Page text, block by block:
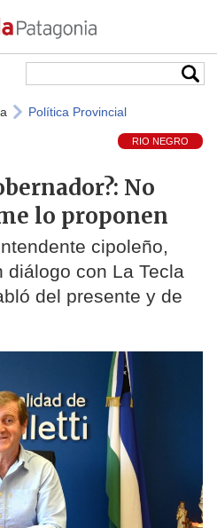
Política Provincial
RIO NEGRO
No
lo proponen
cipoleño,
diálogo con La Tecla
del presente y de